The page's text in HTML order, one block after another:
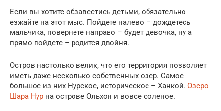
Если вы хотите обзавестись детьми, обязательно
езжайте на этот мыс. Пойдете налево – дождетесь
мальчика, повернете направо – будет девочка, ну а
прямо пойдете – родится двойня.
Остров настолько велик, что его территория позволяет
иметь даже несколько собственных озер. Самое
большое из них Нурское, историческое – Ханкой. Озеро
Шара Нур на острове Ольхон и вовсе соленое.